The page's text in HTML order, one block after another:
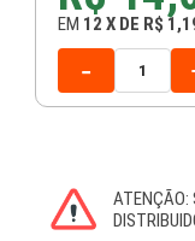
EM 12X DE R$
-